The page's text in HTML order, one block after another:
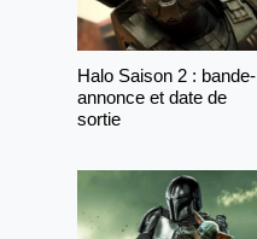
Halo Saison 2 : bande-
annonce et date de
sortie